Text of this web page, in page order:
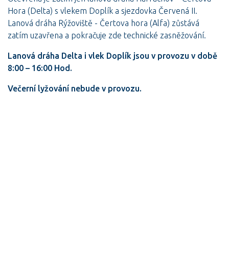
Hora (Delta) s vlekem Doplík a sjezdovka Červená II.
Lanová dráha Rýžoviště - Čertova hora (Alfa) zůstává
zatím uzavřena a pokračuje zde technické zasněžování.
Lanová dráha Delta i vlek Doplík jsou v provozu v době
8:00 – 16:00 Hod.
Večerní lyžování nebude v provozu.